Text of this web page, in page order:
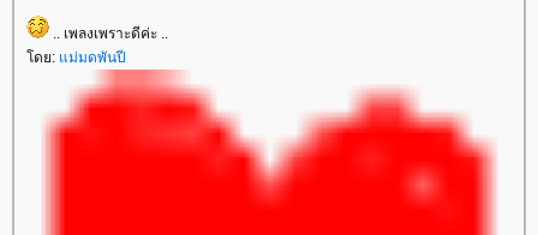
.. เพลงเพราะดีค่ะ ..
ดย: ม่มดพันปี